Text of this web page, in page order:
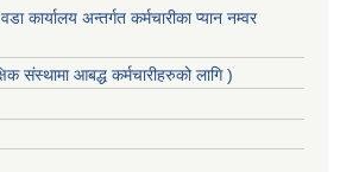
कार्यालय अन्तर्गत कर्मचारीका प्यान नम्वर
संस्थामा आबद्ध कर्मचारीहरुको लागि )